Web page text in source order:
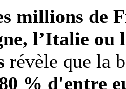
millions de
l’Italie ou
révèle que la
% d'entre